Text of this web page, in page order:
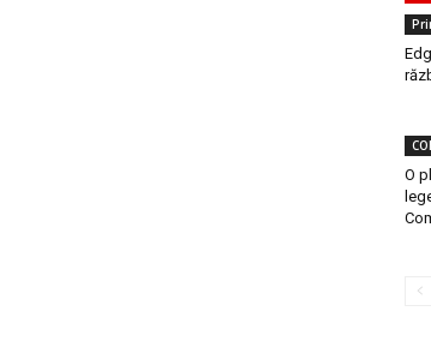
O